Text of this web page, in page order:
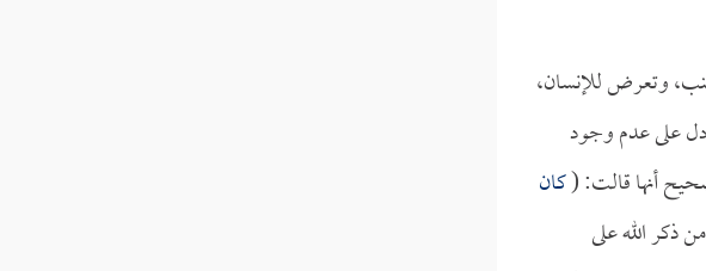
وتعرض للإنسان،
دل على عدم وجود
أنها قالت: (كان
ذكر الله على